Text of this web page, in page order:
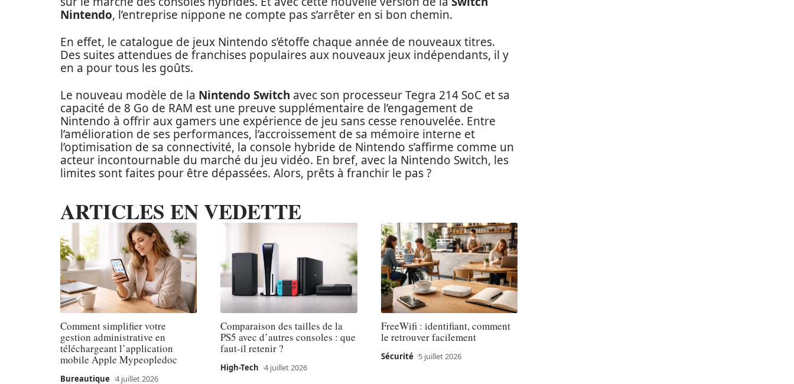
Nintendo, l’entreprise nippone ne compte pas s’arrêter en si bon chemin.
En effet, le catalogue de jeux Nintendo s’étoffe chaque année de nouveaux titres.
Des suites attendues de franchises populaires aux nouveaux jeux indépendants, il y
en a pour tous les goûts.
Le nouveau modèle de la Nintendo Switch avec son processeur Tegra 214 SoC et sa
capacité de 8 Go de RAM est une preuve supplémentaire de l’engagement de
Nintendo à offrir aux gamers une expérience de jeu sans cesse renouvelée. Entre
l’amélioration de ses performances, l’accroissement de sa mémoire interne et
l’optimisation de sa connectivité, la console hybride de Nintendo s’affirme comme un
acteur incontournable du marché du jeu vidéo. En bref, avec la Nintendo Switch, les
limites sont faites pour être dépassées. Alors, prêts à franchir le pas ?
ARTICLES EN VEDETTE
Comment simplifier votre
gestion administrative en
téléchargeant l’application
mobile Apple Mypeopledoc
Bureautique 4 juillet 2026
Comparaison des tailles de la
PS5 avec d’autres consoles : que
faut-il retenir ?
High-Tech 4 juillet 2026
FreeWifi : identifiant, comment
le retrouver facilement
Sécurité 5 juillet 2026